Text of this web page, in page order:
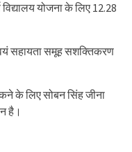
योजना के लिए 12.28
सहायता समूह सशक्तिकरण
के लिए सोबन सिंह जीना
है।